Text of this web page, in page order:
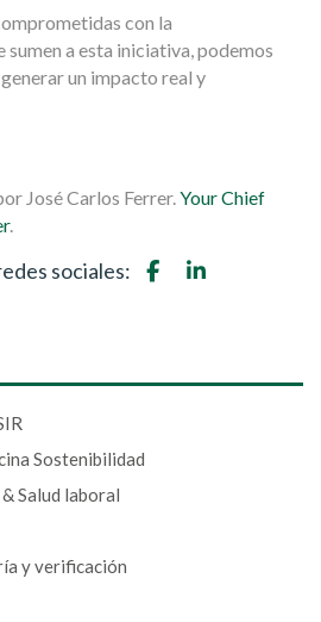
con la
sumen a esta iniciativa, podemos
un impacto real y
José Carlos Ferrer.Your Chief
.
sociales:
Sostenibilidad
Salud laboral
y verificación